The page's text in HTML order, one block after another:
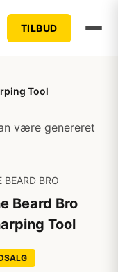
TILBUD
Tool
være genereret
BEARD BRO
Beard Bro
Tool